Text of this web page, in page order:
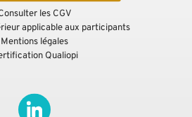
les CGV
applicable aux participants
Mentions légales
Qualiopi